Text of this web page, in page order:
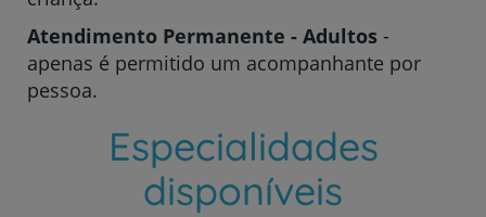
Atendimento Permanente - Adultos -
apenas é permitido um acompanhante por
pessoa.
Especialidades
disponíveis